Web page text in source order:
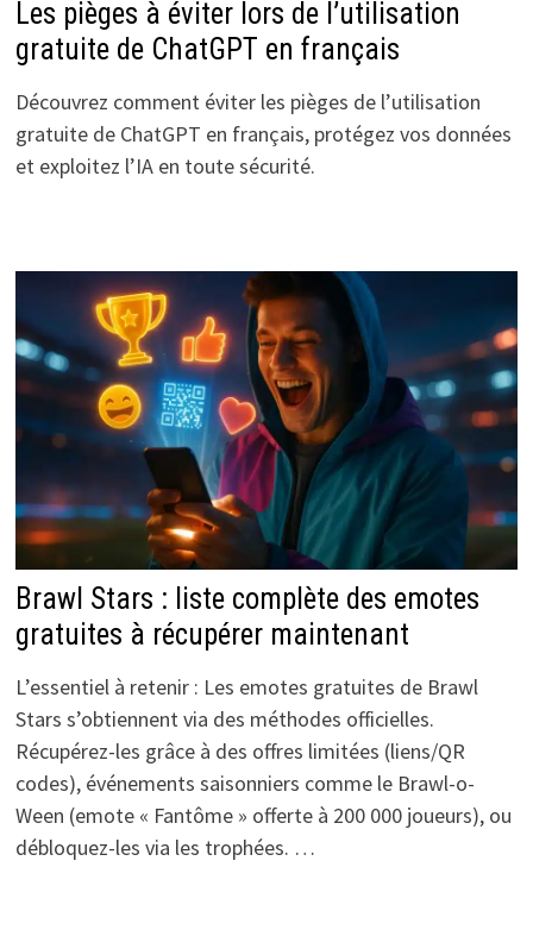
Les pièges à éviter lors de l’utilisation
gratuite de ChatGPT en français
Découvrez comment éviter les pièges de l’utilisation
gratuite de ChatGPT en français, protégez vos données
et exploitez l’IA en toute sécurité.
Brawl Stars : liste complète des emotes
gratuites à récupérer maintenant
L’essentiel à retenir : Les emotes gratuites de Brawl
Stars s’obtiennent via des méthodes officielles.
Récupérez-les grâce à des offres limitées (liens/QR
codes), événements saisonniers comme le Brawl-o-
Ween (emote « Fantôme » offerte à 200 000 joueurs), ou
débloquez-les via les trophées. …